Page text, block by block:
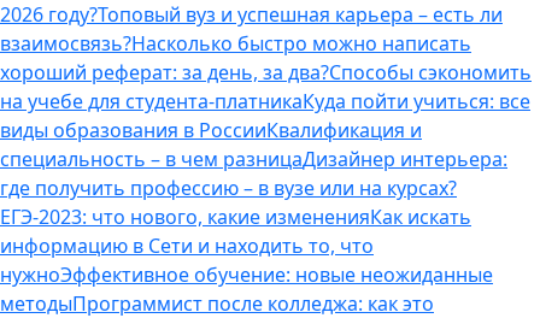
2026 году?Топовый вуз и успешная карьера – есть ли
взаимосвязь?Насколько быстро можно написать
хороший реферат: за день, за два?Способы сэкономить
на учебе для студента-платникаКуда пойти учиться: все
виды образования в РоссииКвалификация и
специальность – в чем разницаДизайнер интерьера:
где получить профессию – в вузе или на курсах?
ЕГЭ-2023: что нового, какие измененияКак искать
информацию в Сети и находить то, что
нужноЭффективное обучение: новые неожиданные
методыПрограммист после колледжа: как это